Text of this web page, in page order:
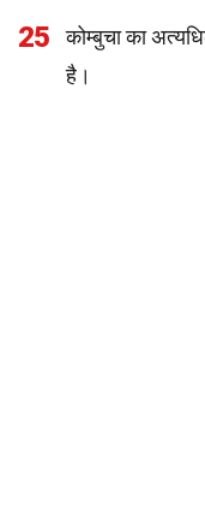
25
कोम्बुचा का
है।